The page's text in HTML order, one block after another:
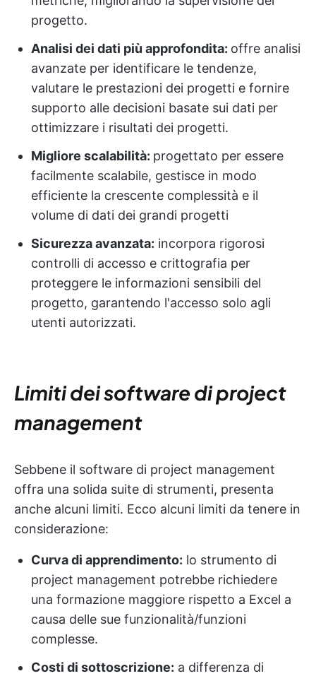
progetto.
Analisi dei dati più approfondita: offre analisi
avanzate per identificare le tendenze,
valutare le prestazioni dei progetti e fornire
supporto alle decisioni basate sui dati per
ottimizzare i risultati dei progetti.
Migliore scalabilità: progettato per essere
facilmente scalabile, gestisce in modo
efficiente la crescente complessità e il
volume di dati dei grandi progetti
Sicurezza avanzata: incorpora rigorosi
controlli di accesso e crittografia per
proteggere le informazioni sensibili del
progetto, garantendo l'accesso solo agli
utenti autorizzati.
Limiti dei software di project
management
Sebbene il software di project management
offra una solida suite di strumenti, presenta
anche alcuni limiti. Ecco alcuni limiti da tenere in
considerazione:
Curva di apprendimento: lo strumento di
project management potrebbe richiedere
una formazione maggiore rispetto a Excel a
causa delle sue funzionalità/funzioni
complesse.
Costi di sottoscrizione: a differenza di